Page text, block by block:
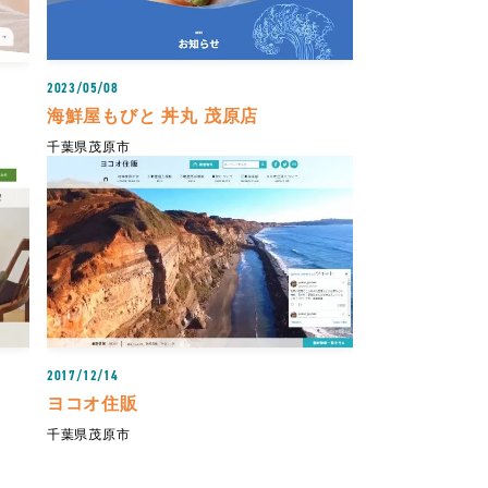
2023/05/08
海鮮屋もびと 丼丸 茂原店
千葉県茂原市
2017/12/14
ヨコオ住販
千葉県茂原市